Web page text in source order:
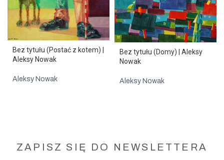
Bez tytułu (Postać z kotem) |
Aleksy Nowak
Aleksy Nowak
Bez tytułu (Domy) | Aleksy
Nowak
Aleksy Nowak
ZAPISZ SIĘ DO NEWSLETTERA